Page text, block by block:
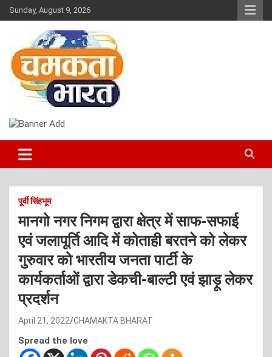
Skip
to
Sunday, August 9, 2026
CHAMAKTA BHARAT
पूर्वी सिंहभूम
मानगो नगर निगम द्वारा क्षेत्र में साफ-सफाई
एवं जलापूर्ति आदि में कोताही बरतने को लेकर
गुरुवार को भारतीय जनता पार्टी के
कार्यकर्ताओं द्वारा डेकची-बाल्टी एवं झाड़ू लेकर
प्रदर्शन
April 21, 2022 CHAMAKTA BHARAT
Spread the love